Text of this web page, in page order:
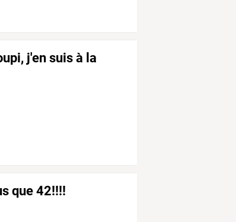
j'en suis à la
que 42!!!!